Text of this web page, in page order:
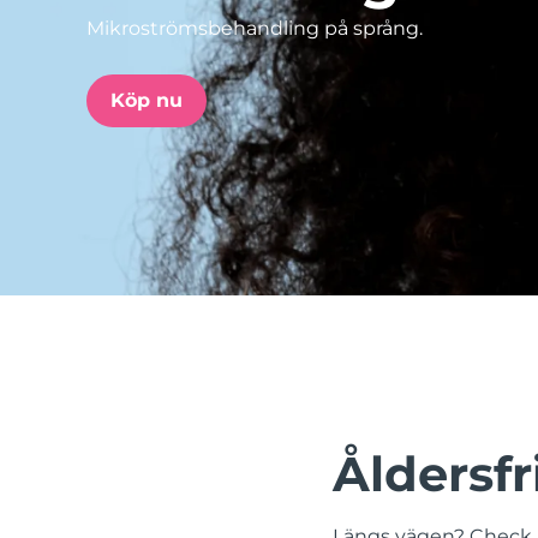
Mikroströmsbehandling på språng.
Köp nu
issa™ Teeth Whitening Set
FAQ™ Dual LED Panel
POPULÄR